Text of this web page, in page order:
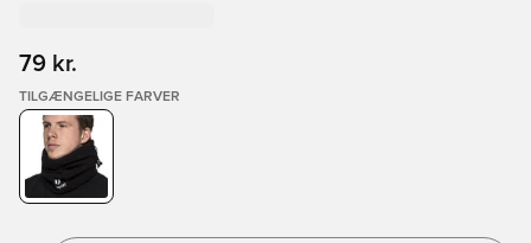
79 kr.
TILGÆNGELIGE FARVER